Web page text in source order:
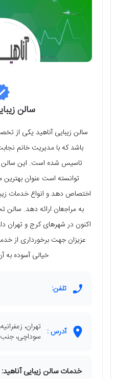
سالن
سالن زیبایی آناهید یکی از
باشد که با مدیریت خانم
تاسیس شده است. این
توانسته است عنوان بهترین
اختصاص دهد و انواع خدمات
به مراجعان ارائه دهد.
اکنون در شهرهای کرج و تهران
عزیزان جهت برخورداری از
خیالی آسوده به
تلفن:
آدرس : تهران،
سوداچی، جنب
خدمات سالن زیبایی آناهید: